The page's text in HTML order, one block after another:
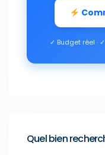
✓ Budget réel ·
Quel bien